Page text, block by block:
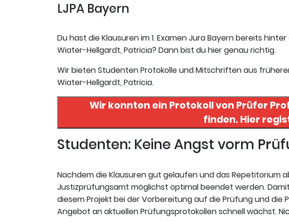
LJPA Bayern
Du hast die Klausuren im 1. Examen Jura Bayern bereits
Wiater-Hellgardt, Patricia? Dann bist du hier genau richtig.
Wir bieten Studenten Protokolle und Mitschriften aus
Wiater-Hellgardt, Patricia.
Wir konnten ein Protokoll von Prüfer
finden.
Studenten: Keine Angst vorm
Nachdem die Klausuren gut gelaufen und das Repetitorium
Justizprüfungsamt möglichst optimal beendet werden.
diesem Projekt bei der Vorbereitung auf die Prüfung und
Angebot an aktuellen Prüfungsprotokollen schnell wächst.